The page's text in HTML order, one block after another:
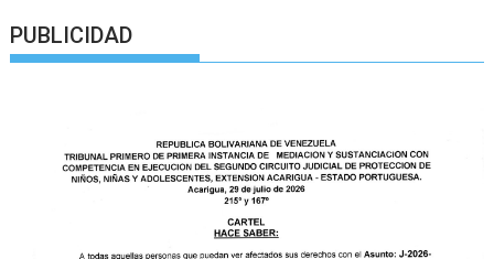
PUBLICIDAD